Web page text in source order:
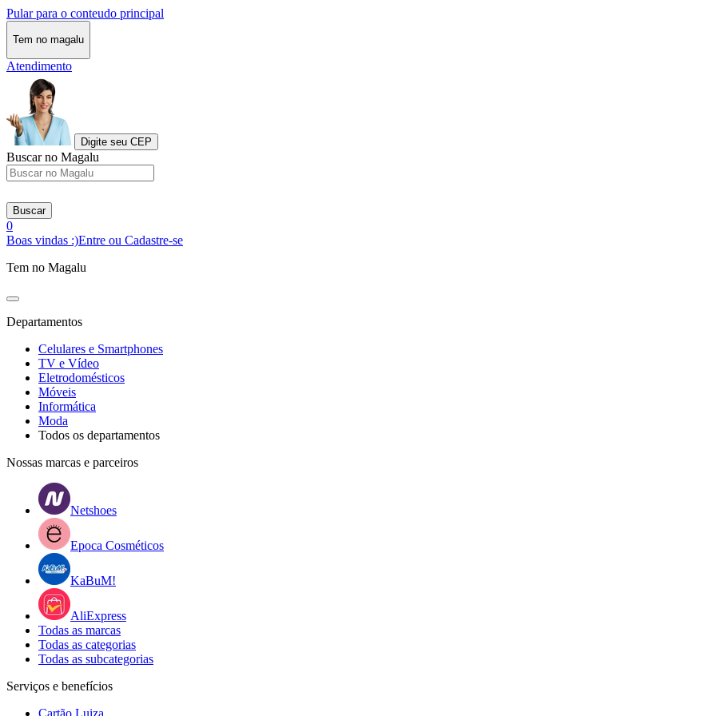
Pular para o conteudo principal
Tem no magalu
Atendimento
Digite seu CEP
Buscar no Magalu
Buscar
0
Boas vindas :)Entre ou Cadastre-se
Tem no Magalu
Departamentos
Celulares e Smartphones
TV e Vídeo
Eletrodomésticos
Móveis
Informática
Moda
Todos os departamentos
Nossas marcas e parceiros
Netshoes
Epoca Cosméticos
KaBuM!
AliExpress
Todas as marcas
Todas as categorias
Todas as subcategorias
Serviços e benefícios
Cartão Luiza